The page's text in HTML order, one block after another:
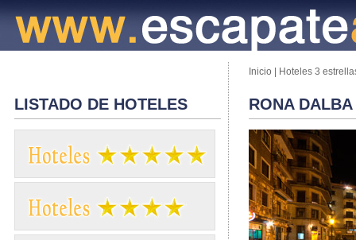
LISTADO DE HOTELES
Inicio Hoteles 3
RONA DALBA